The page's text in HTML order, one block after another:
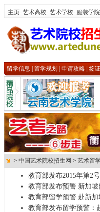
主页- 艺术高校- 艺术学校- 服装学院
留学信息 留学规划 申请攻略 签
> 中国艺术院校招生网 > 艺术留
教育部发布2015年第2
教育部发布预警 新加
教育部留学预警 赴新
教育部发布留学预警：